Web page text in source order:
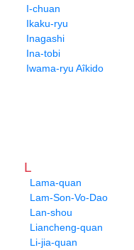
I-chuan
Ikaku-ryu
Inagashi
Ina-tobi
Iwama-ryu Aîkido
L
Lama-quan
Lam-Son-Vo-Dao
Lan-shou
Liancheng-quan
Li-jia-quan